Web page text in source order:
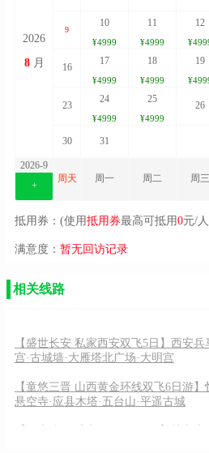
2026
8 月
9
10
¥4999
11
¥4999
12
16
17
¥4999
18
¥4999
19
23
24
¥4999
25
¥4999
26
30 31
2026-9
+
周天 周一 周二 周三
抵用券：(使用抵用券最高可抵用0元/
满意度： 暂无回访记录
相关线路
【盛世长安 私家西安双飞5日】西安兵
宫·古城墙·大雁塔北广场·大明宫
【童悠三晋 山西黄金环线双飞6日游】
悬空寺·应县木塔·五台山·平遥古城
【深度陕西 盛唐奥秘双飞6日】关帝庙